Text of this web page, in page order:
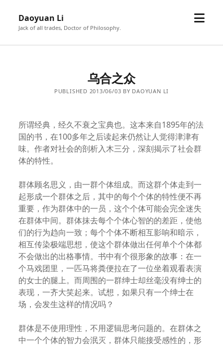
Daoyuan Li
Jack of all trades, Doctor of Philosophy.
open
乌合之众
PUBLISHED 2013/06/03 BY DAOYUAN LI
所谓经典，经久不衰之宝典也。这本来自1895年的法
国的书，在100多年之后读起来仍然让人觉得津津有
味。作者对社会的剖析入木三分，深刻揭示了社会群
体的特性。
群体顾名思义，由一群个体组成。而这群个体走到一
起形成一个群体之后，其中的每个个体的特性便不再
重要，作为群体中的一员，这个个体可能会完全迷失
在群体中间。群体抹去每个个体心智的的差距，使他
们的行为趋向一致；每个个体不断相互影响和暗示，
相互传染极端思想，使这个群体做出任何单个个体都
不会做出的出格事情。书中有个很形象的故事：在一
个马戏团里，一匹马将粪便拉在了一位坐着观看表演
的女士的腿上。而周围的一群绅士却丝毫没有绅士的
表现，一齐大笑起来。试想，如果只有一个绅士在
场，会发生这样的情况吗？
群体是不使用理性，不用逻辑思考问题的。在群体之
中一个个体的智力会泯灭，群体只能接受感性的，形